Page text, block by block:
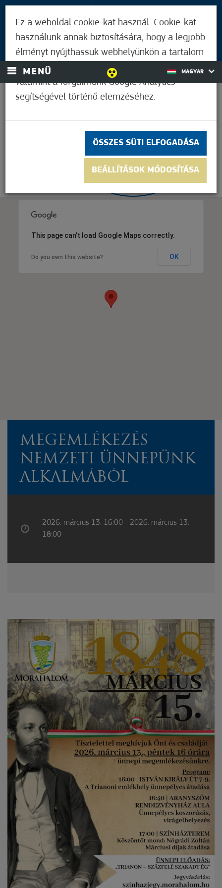
BEJELENTKEZÉS
MENÜ MAGYAR
This page can't load Google Maps correctly.
Do you own this website? OK
MEGEMLÉKEZÉS
NEMZETI ÜNNEPÜNK
ALKALMÁBÓL
2026. március 13. 16:00 - 2026. március 13.
18:00
Ez a weboldal cookie-kat használ. Cookie-kat
használunk annak biztosítására, hogy a legjobb
élményt nyújthassuk webhelyünkön a tartalom
és a hirdetések személyre szabásához,
valamint a forgalmunk Google Analytics
segítségével történő elemzéséhez.
ÖSSZES SÜTI ELFOGADÁSA
BEÁLLÍTÁSOK MÓDOSÍTÁSA